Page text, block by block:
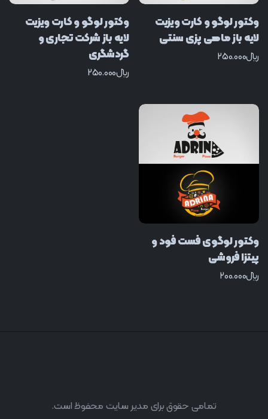
وکتور لوگو و کارت ویزیت
لایه باز ماهی پزی سنتی
﷼250.000
وکتور لوگو و کارت ویزیت
لایه باز شرکت تجاری و
گردشگری
﷼250.000
وکتور لوگوی فست فود و
پیتزا فروشی
﷼200.000
تمامی حقوق برای مدیر سایت محفوظ است.